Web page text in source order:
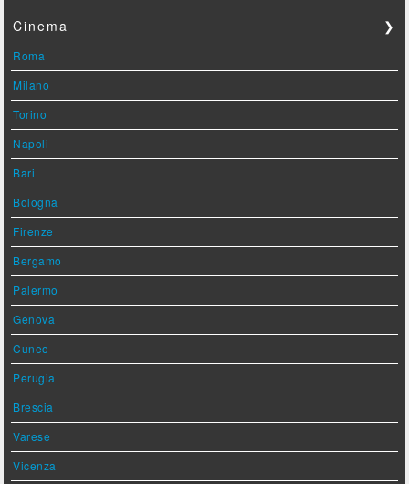
Cinema ❯
Roma
Milano
Torino
Napoli
Bari
Bologna
Firenze
Bergamo
Palermo
Genova
Cuneo
Perugia
Brescia
Varese
Vicenza